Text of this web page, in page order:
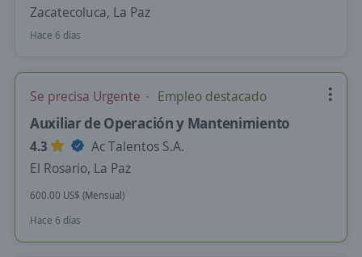
Zacatecoluca, La Paz
Hace 6 días
Se precisa Urgente Empleo destacado
Auxiliar de Operación y Mantenimiento
4.3
Ac Talentos S.A.
El Rosario, La Paz
600.00 US$ (Mensual)
Hace 6 días